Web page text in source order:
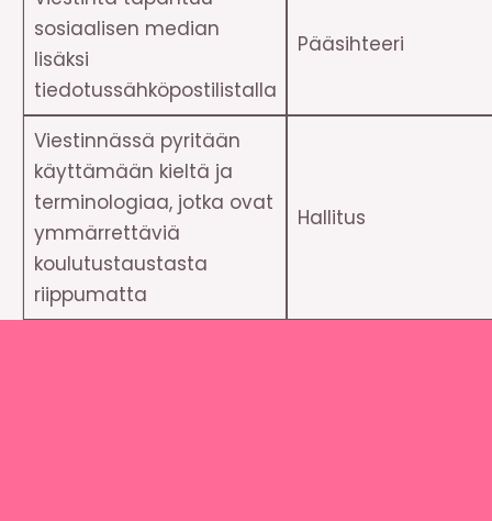
sosiaalisen median
lisäksi
tiedotussähköpostilistalla
Pääsihteeri
Viestinnässä pyritään
käyttämään kieltä ja
terminologiaa, jotka ovat
ymmärrettäviä
koulutustaustasta
riippumatta
Hallitus